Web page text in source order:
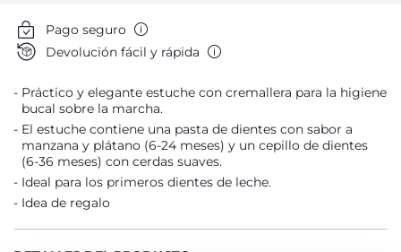
Pago seguro
Devolución fácil y rápida
Práctico y elegante estuche con cremallera para la higiene
bucal sobre la marcha.
El estuche contiene una pasta de dientes con sabor a
manzana y plátano (6-24 meses) y un cepillo de dientes
(6-36 meses) con cerdas suaves.
Ideal para los primeros dientes de leche.
Idea de regalo